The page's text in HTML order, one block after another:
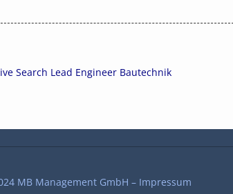
Search Lead Engineer Bautechnik
MB Management GmbH – Impressum